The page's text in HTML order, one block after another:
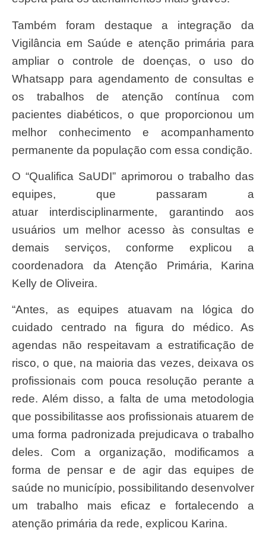
Também foram destaque a integração da
Vigilância em Saúde e atenção primária para
ampliar o controle de doenças, o uso do
Whatsapp para agendamento de consultas e
os trabalhos de atenção contínua com
pacientes diabéticos, o que proporcionou um
melhor conhecimento e acompanhamento
permanente da população com essa condição.
O “Qualifica SaUDI” aprimorou o trabalho das
equipes, que passaram a
atuar interdisciplinarmente, garantindo aos
usuários um melhor acesso às consultas e
demais serviços, conforme explicou a
coordenadora da Atenção Primária, Karina
Kelly de Oliveira.
“Antes, as equipes atuavam na lógica do
cuidado centrado na figura do médico. As
agendas não respeitavam a estratificação de
risco, o que, na maioria das vezes, deixava os
profissionais com pouca resolução perante a
rede. Além disso, a falta de uma metodologia
que possibilitasse aos profissionais atuarem de
uma forma padronizada prejudicava o trabalho
deles. Com a organização, modificamos a
forma de pensar e de agir das equipes de
saúde no município, possibilitando desenvolver
um trabalho mais eficaz e fortalecendo a
atenção primária da rede, explicou Karina.